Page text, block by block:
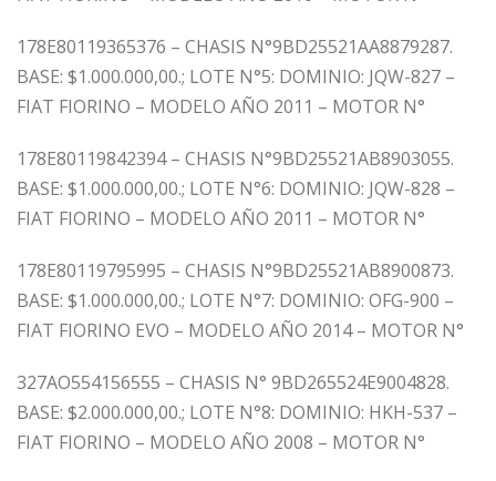
178E80119365376 – CHASIS N°9BD25521AA8879287.
BASE: $1.000.000,00.; LOTE N°5: DOMINIO: JQW-827 –
FIAT FIORINO – MODELO AÑO 2011 – MOTOR N°
178E80119842394 – CHASIS N°9BD25521AB8903055.
BASE: $1.000.000,00.; LOTE N°6: DOMINIO: JQW-828 –
FIAT FIORINO – MODELO AÑO 2011 – MOTOR N°
178E80119795995 – CHASIS N°9BD25521AB8900873.
BASE: $1.000.000,00.; LOTE N°7: DOMINIO: OFG-900 –
FIAT FIORINO EVO – MODELO AÑO 2014 – MOTOR N°
327AO554156555 – CHASIS N° 9BD265524E9004828.
BASE: $2.000.000,00.; LOTE N°8: DOMINIO: HKH-537 –
FIAT FIORINO – MODELO AÑO 2008 – MOTOR N°